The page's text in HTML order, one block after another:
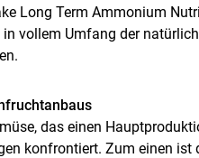
Long Term Ammonium
vollem Umfang der
das einen
konfrontiert. Zum einen ist